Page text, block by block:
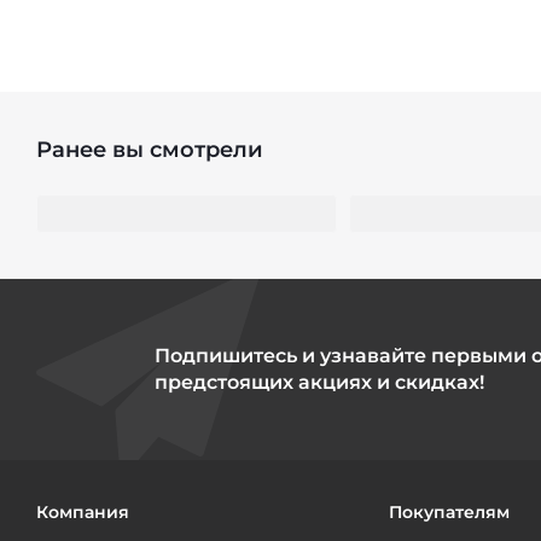
Ранее вы смотрели
Подпишитесь и узнавайте первыми
предстоящих акциях и скидках!
Компания Покупателям